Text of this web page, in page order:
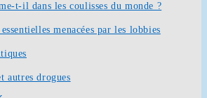
t-il dans les coulisses du monde ?
menacées par les lobbies
autres drogues